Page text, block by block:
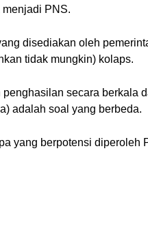
PNS.
disediakan oleh
tidak mungkin) kolaps.
secara berkala
adalah soal yang berbeda.
yang berpotensi